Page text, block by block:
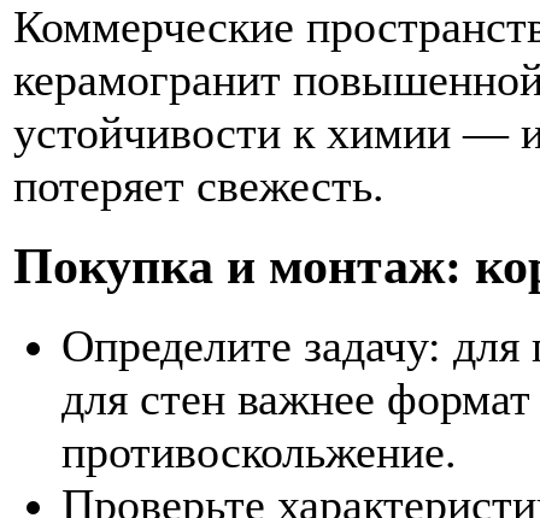
Коммерческие
керамогранит
устойчивости к химии —
потеряет свежесть.
Покупка и монтаж:
Определите задачу:
для стен важнее
противоскольжение.
Проверьте